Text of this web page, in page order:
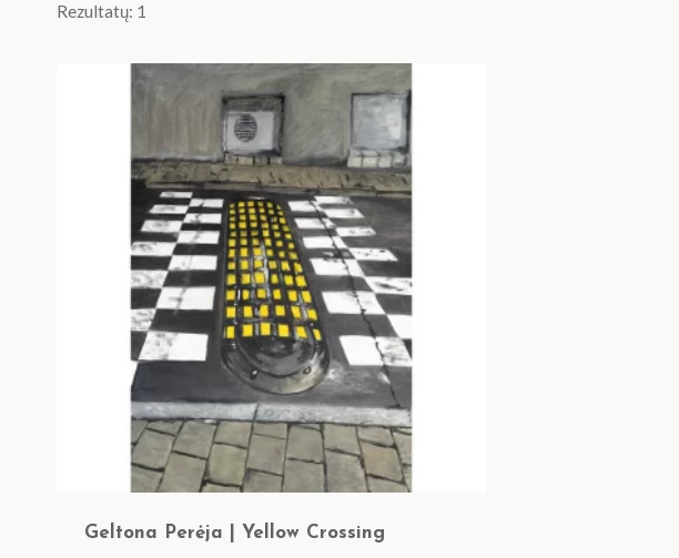
Rezultatų: 1
Geltona Perėja | Yellow Crossing